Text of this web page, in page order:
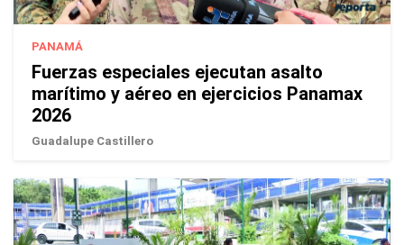
PANAMÁ
Fuerzas especiales ejecutan asalto
marítimo y aéreo en ejercicios Panamax
2026
Guadalupe Castillero